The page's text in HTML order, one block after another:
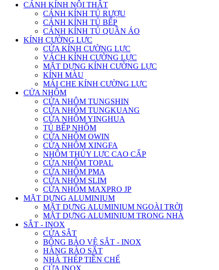
CÁNH KÍNH NỘI THẤT
CÁNH KÍNH TỦ RƯỢU
CÁNH KÍNH TỦ BẾP
CÁNH KÍNH TỦ QUẦN ÁO
KÍNH CƯỜNG LỰC
CỬA KÍNH CƯỜNG LỰC
VÁCH KÍNH CƯỜNG LỰC
MẶT DỰNG KÍNH CƯỜNG LỰC
KÍNH MÀU
MÁI CHE KÍNH CƯỜNG LỰC
CỬA NHÔM
CỬA NHÔM TUNGSHIN
CỬA NHÔM TUNGKUANG
CỬA NHÔM YINGHUA
TỦ BẾP NHÔM
CỬA NHÔM OWIN
CỬA NHÔM XINGFA
NHÔM THỦY LỰC CAO CẤP
CỬA NHÔM TOPAL
CỬA NHÔM PMA
CỬA NHÔM SLIM
CỬA NHÔM MAXPRO JP
MẶT DỰNG ALUMINIUM
MẶT DỰNG ALUMINIUM NGOÀI TRỜI
MẶT DỰNG ALUMINIUM TRONG NHÀ
SẮT - INOX
CỬA SẮT
BÔNG BẢO VỆ SẮT - INOX
HÀNG RÀO SẮT
NHÀ THÉP TIỀN CHẾ